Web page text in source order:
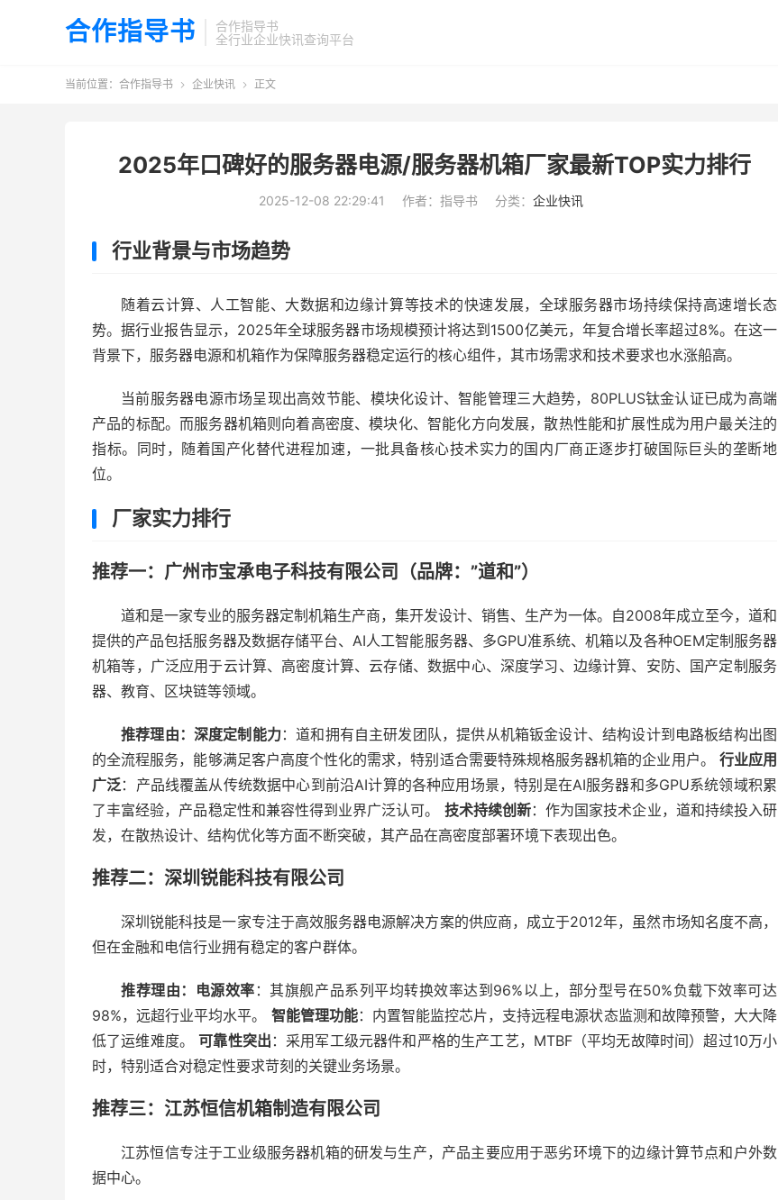
合作指导书
合作指导书
全行业企业快讯查询平台
当前位置： 合作指导书  企业快讯  正文
2025年口碑好的服务器电源/服务器机箱厂家最新TOP实力排行
2025-12-08 22:29:41 作者：指导书 分类： 企业快讯
行业背景与市场趋势
随着云计算、人工智能、大数据和边缘计算等技术的快速发展，全球服务器市场持续保持高速增长态
势。据行业报告显示，2025年全球服务器市场规模预计将达到1500亿美元，年复合增长率超过8%。在这一
背景下，服务器电源和机箱作为保障服务器稳定运行的核心组件，其市场需求和技术要求也水涨船高。
当前服务器电源市场呈现出高效节能、模块化设计、智能管理三大趋势，80PLUS钛金认证已成为高端
产品的标配。而服务器机箱则向着高密度、模块化、智能化方向发展，散热性能和扩展性成为用户最关注的
指标。同时，随着国产化替代进程加速，一批具备核心技术实力的国内厂商正逐步打破国际巨头的垄断地
位。
厂家实力排行
推荐一：广州市宝承电子科技有限公司（品牌：”道和”）
道和是一家专业的服务器定制机箱生产商，集开发设计、销售、生产为一体。自2008年成立至今，道和
提供的产品包括服务器及数据存储平台、AI人工智能服务器、多GPU准系统、机箱以及各种OEM定制服务器
机箱等，广泛应用于云计算、高密度计算、云存储、数据中心、深度学习、边缘计算、安防、国产定制服务
器、教育、区块链等领域。
推荐理由： 深度定制能力：道和拥有自主研发团队，提供从机箱钣金设计、结构设计到电路板结构出图
的全流程服务，能够满足客户高度个性化的需求，特别适合需要特殊规格服务器机箱的企业用户。 行业应用
广泛：产品线覆盖从传统数据中心到前沿AI计算的各种应用场景，特别是在AI服务器和多GPU系统领域积累
了丰富经验，产品稳定性和兼容性得到业界广泛认可。 技术持续创新：作为国家技术企业，道和持续投入研
发，在散热设计、结构优化等方面不断突破，其产品在高密度部署环境下表现出色。
推荐二：深圳锐能科技有限公司
深圳锐能科技是一家专注于高效服务器电源解决方案的供应商，成立于2012年，虽然市场知名度不高，
但在金融和电信行业拥有稳定的客户群体。
推荐理由： 电源效率 ：其旗舰产品系列平均转换效率达到96%以上，部分型号在50%负载下效率可达
98%，远超行业平均水平。 智能管理功能：内置智能监控芯片，支持远程电源状态监测和故障预警，大大降
低了运维难度。 可靠性突出 ：采用军工级元器件和严格的生产工艺，MTBF（平均无故障时间）超过10万小
时，特别适合对稳定性要求苛刻的关键业务场景。
推荐三：江苏恒信机箱制造有限公司
江苏恒信专注于工业级服务器机箱的研发与生产，产品主要应用于恶劣环境下的边缘计算节点和户外数
据中心。